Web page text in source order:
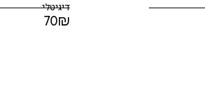
דיגיטלי
70₪